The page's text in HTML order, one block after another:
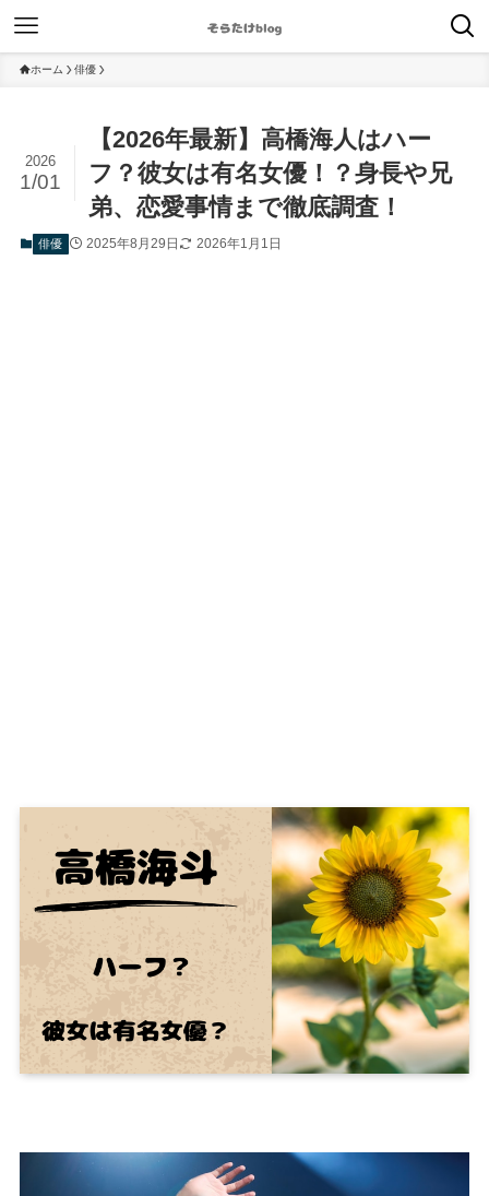
ホーム 俳優
【2026年最新】高橋海人はハー
フ？彼女は有名女優！？身長や兄
弟、恋愛事情まで徹底調査！
2026
1/01
俳優 2025年8月29日 2026年1月1日